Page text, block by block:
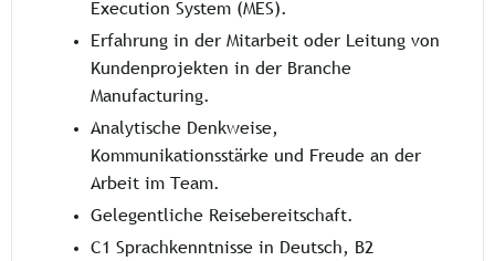
Execution System (MES).
Erfahrung in der Mitarbeit oder Leitung von
Kundenprojekten in der Branche
Manufacturing.
Analytische Denkweise,
Kommunikationsstärke und Freude an der
Arbeit im Team.
Gelegentliche Reisebereitschaft.
C1 Sprachkenntnisse in Deutsch, B2